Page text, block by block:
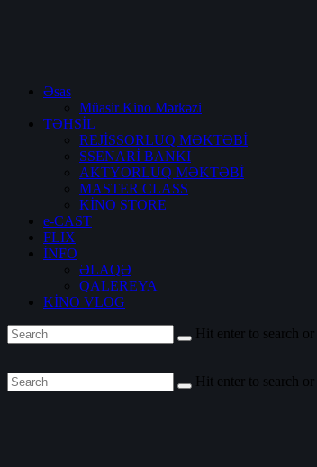
Əsas
Müasir Kino Mərkəzi
TƏHSİL
REJİSSORLUQ MƏKTƏBİ
SSENARİ BANKI
AKTYORLUQ MƏKTƏBİ
MASTER CLASS
KİNO STORE
e-CAST
FLIX
İNFO
ƏLAQƏ
QALEREYA
KİNO VLOG
Hit enter to search
Hit enter to search